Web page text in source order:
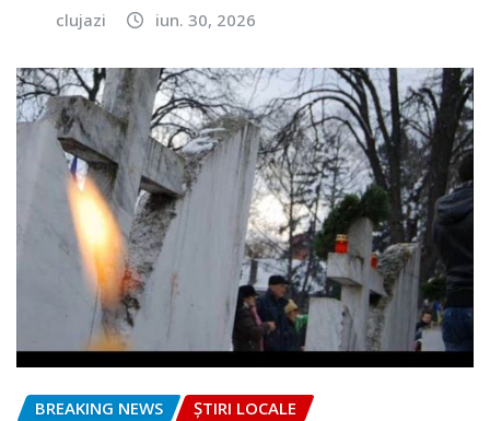
clujazi iun. 30, 2026
BREAKING NEWS ȘTIRI LOCALE